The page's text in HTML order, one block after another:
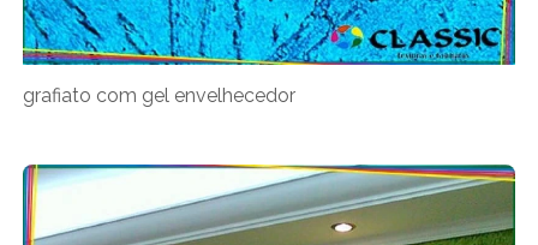
grafiato com gel envelhecedor